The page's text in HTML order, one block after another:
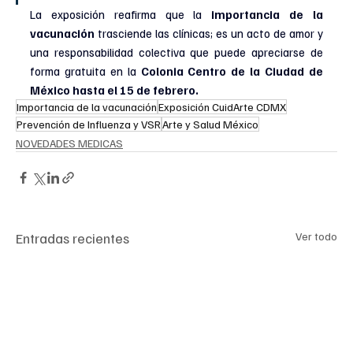
La exposición reafirma que la importancia de la
vacunación trasciende las clínicas; es un acto de amor y
una responsabilidad colectiva que puede apreciarse de
forma gratuita en la Colonia Centro de la Ciudad de
México hasta el 15 de febrero.
Importancia de la vacunaciónExposición CuidArte CDMX
Prevención de Influenza y VSRArte y Salud México
NOVEDADES MEDICAS
Entradas recientes Ver todo